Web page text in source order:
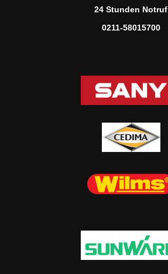
24 Stunden Notruf
0211-58015700